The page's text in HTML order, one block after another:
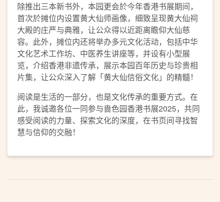
除推出三本新书外，本园更会於今年香港书展期间，
首次於摊位内设置黄大仙师画像，细致呈现黄大仙祠
大殿的庄严与典雅，让公众得以近距离瞻仰大仙慈
容。此外，摊位内还将举办多元文化活动，包括中华
文化艺术工作坊、中医养生讲座等，并设有小型展
览，介绍香港非遗传承，展示本园百年历史与珍贵相
片集，让公众深入了解「黄大仙信俗文化」的精髓！
阅读是生活的一部分，也是文化传承的重要方式。在
此，我诚邀各位一同参与啬色园香港书展2025，共同
感受阅读的力量、探索文化的深度，在书页间寻找智
慧与信仰的交融！